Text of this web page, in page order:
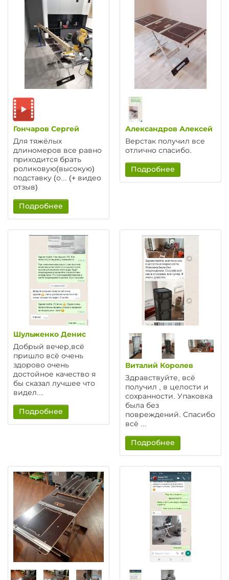
Гончаров Сергей
Для тяжёлых
длиномеров все равно
приходится брать
роликовую(высокую)
подставку (о... (+ видео
отзыв)
Подробнее
Александров Алексей
Верстак получил все
отлично спасибо.
Подробнее
Шульженко Денис
Добрый вечер,всё
пришло всё очень
здорово очень
достойное качество я
бы сказал лучшее что
видел...
Подробнее
Виталий Королев
Здравствуйте, всё
получил , в целости и
сохранности. Упаковка
была без
повреждений. Спасибо
всё ...
Подробнее